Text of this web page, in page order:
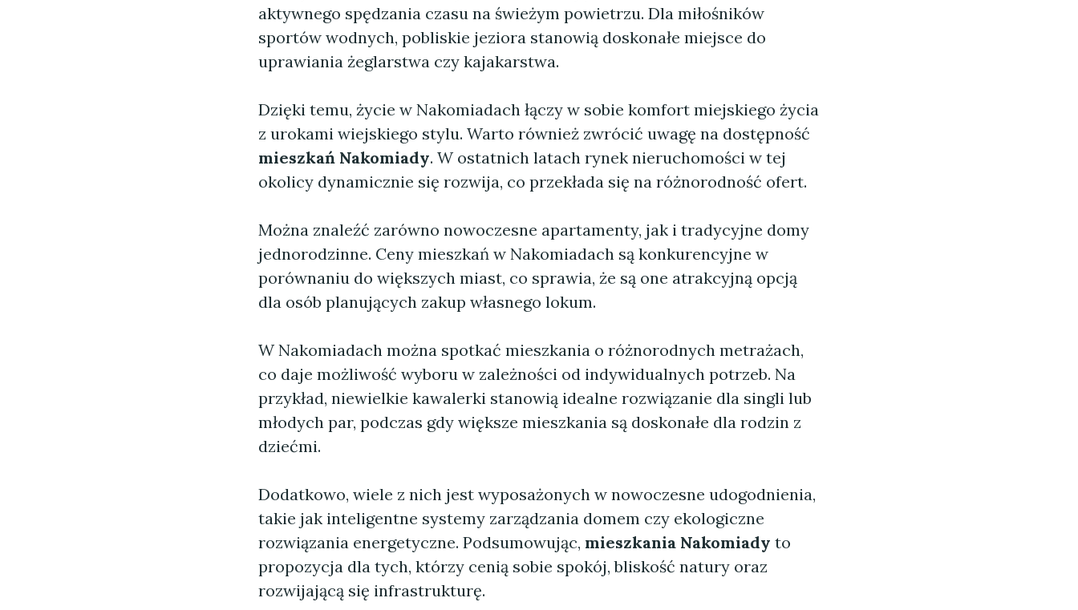
aktywnego spędzania czasu na świeżym powietrzu. Dla miłośników
sportów wodnych, pobliskie jeziora stanowią doskonałe miejsce do
uprawiania żeglarstwa czy kajakarstwa.
Dzięki temu, życie w Nakomiadach łączy w sobie komfort miejskiego życia
z urokami wiejskiego stylu. Warto również zwrócić uwagę na dostępność
mieszkań Nakomiady. W ostatnich latach rynek nieruchomości w tej
okolicy dynamicznie się rozwija, co przekłada się na różnorodność ofert.
Można znaleźć zarówno nowoczesne apartamenty, jak i tradycyjne domy
jednorodzinne. Ceny mieszkań w Nakomiadach są konkurencyjne w
porównaniu do większych miast, co sprawia, że są one atrakcyjną opcją
dla osób planujących zakup własnego lokum.
W Nakomiadach można spotkać mieszkania o różnorodnych metrażach,
co daje możliwość wyboru w zależności od indywidualnych potrzeb. Na
przykład, niewielkie kawalerki stanowią idealne rozwiązanie dla singli lub
młodych par, podczas gdy większe mieszkania są doskonałe dla rodzin z
dziećmi.
Dodatkowo, wiele z nich jest wyposażonych w nowoczesne udogodnienia,
takie jak inteligentne systemy zarządzania domem czy ekologiczne
rozwiązania energetyczne. Podsumowując, mieszkania Nakomiady to
propozycja dla tych, którzy cenią sobie spokój, bliskość natury oraz
rozwijającą się infrastrukturę.